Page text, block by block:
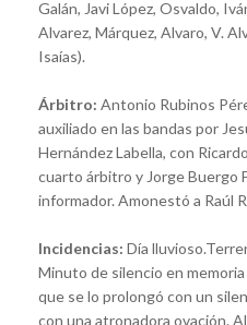
Galán, Javi López, Osvaldo,
Alvarez, Márquez, Alvaro, V.
Isaías).
Árbitro: Antonio Rubinos
auxiliado en las bandas por
Hernández Labella, con
cuarto árbitro y Jorge Buergo
informador. Amonestó a Raúl
Incidencias: Día
Minuto de silencio en
que se lo prolongó con un
con una atronadora ovación.